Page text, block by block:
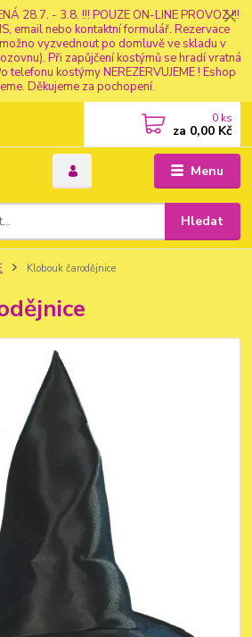
28.7. - 3.8. !!! POUZE ON-LINE PROVOZ !!!
email nebo kontaktní formulář. Rezervace
vyzvednout po domluvě ve skladu v
Při zapůjčení kostýmů se hradí vratná
telefonu kostýmy NEREZERVUJEME ! Eshop
Děkujeme za pochopení.
Menu
Hledat
0 ks
za 0,00 Kč
Klobouk čarodějnice